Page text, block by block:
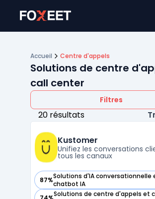
Accueil Centre d'appels
Solutions de centre
call center
Filtres
20 résultats
Kustomer
Unifiez les conversations
tous les canaux
87%Solutions d'IA conversationnelle
chatbot IA
— voir Kustomer dans cette catégorie
Solutions de centre d'appels et